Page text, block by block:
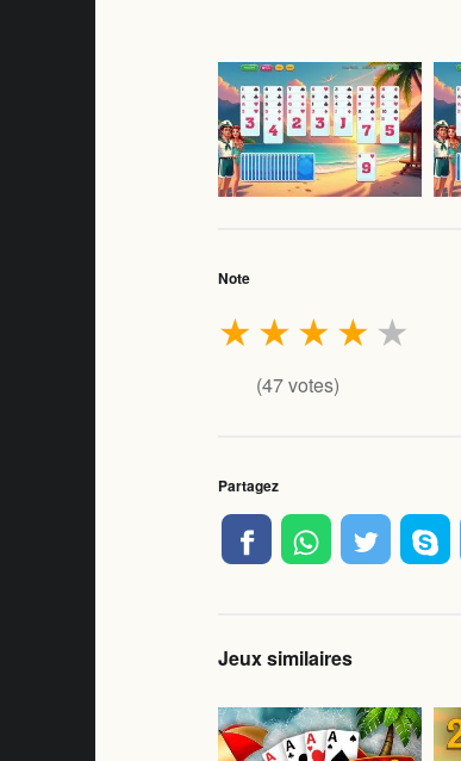
Note
★
★
★
★
★
(47votes)
Partagez
Jeux similaires